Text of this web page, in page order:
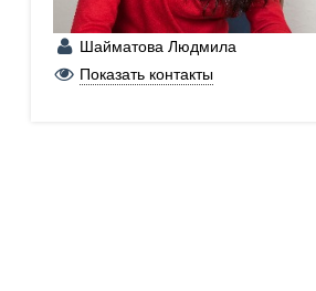
Шайматова Людмила
+7 (950) 207-00-10
Показать контакты